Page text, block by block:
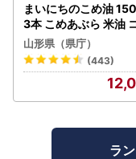
まいにちのこめ油
3本 こめあぶら 米油
揚げ物 炒め物 サラダ
県 食用油 食用オイル 調理
油 油 食品 山形県
山形県（県庁）
(443)
ラ